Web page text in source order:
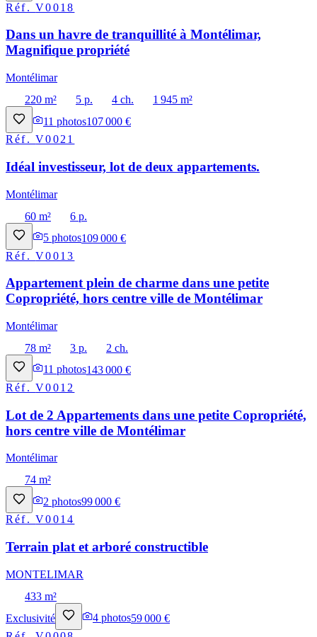
Réf.V0018
Dans un havre de tranquillité à Montélimar,
Magnifique propriété
Montélimar
220 m²
5 p. 4 ch.
1 945 m²
11 photos107 000 €
Réf.V0021
Idéal investisseur, lot de deux appartements.
Montélimar
60 m²
6 p.
5 photos109 000 €
Réf.V0013
Appartement plein de charme dans une petite
Copropriété, hors centre ville de Montélimar
Montélimar
78 m²
3 p.
2 ch.
11 photos143 000 €
Réf.V0012
Lot de 2 Appartements dans une petite Copropriété,
hors centre ville de Montélimar
Montélimar
74 m²
2 photos99 000 €
Réf.V0014
Terrain plat et arboré constructible
MONTELIMAR
433 m²
Exclusivité
4 photos59 000 €